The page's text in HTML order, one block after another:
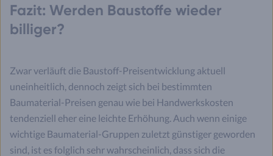
Fazit: Werden Baustoffe wieder
billiger?
Zwar verläuft die Baustoff-Preisentwicklung aktuell
uneinheitlich, dennoch zeigt sich bei bestimmten
Baumaterial-Preisen genau wie bei Handwerkskosten
tendenziell eher eine leichte Erhöhung. Auch wenn einige
wichtige Baumaterial-Gruppen zuletzt günstiger geworden
sind, ist es folglich sehr wahrscheinlich, dass sich die